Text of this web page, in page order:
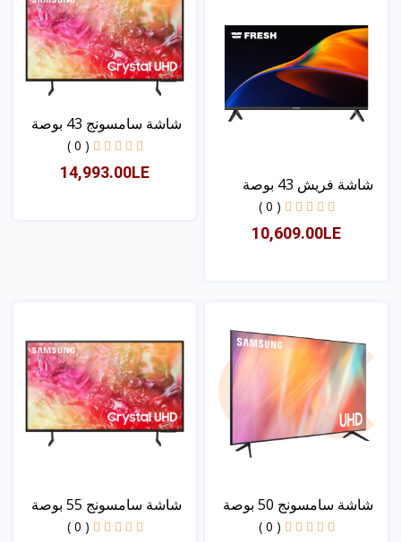
شاشة فريش 43 بوصة
سمارت
( 0 )
10,609.00LE
شاشة سامسونج 43 بوصة
( 0 )
14,993.00LE
شاشة سامسونج 50 بوصة
( 0 )
شاشة سامسونج 55 بوصة
( 0 )